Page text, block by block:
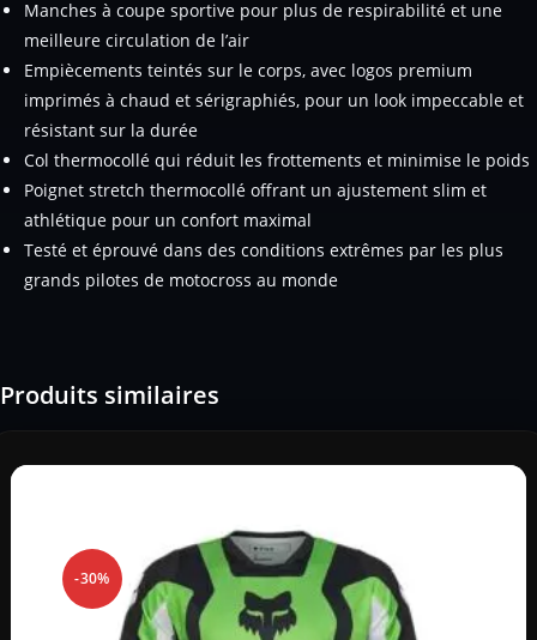
Manches à coupe sportive pour plus de respirabilité et une
meilleure circulation de l’air
Empiècements teintés sur le corps, avec logos premium
imprimés à chaud et sérigraphiés, pour un look impeccable et
résistant sur la durée
Col thermocollé qui réduit les frottements et minimise le poids
Poignet stretch thermocollé offrant un ajustement slim et
athlétique pour un confort maximal
Testé et éprouvé dans des conditions extrêmes par les plus
grands pilotes de motocross au monde
Produits similaires
-30%